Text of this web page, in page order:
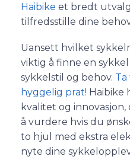
Haibike et bredt
tilfredsstille dine
Uansett hvilket
viktig å finne en
sykkelstil og behov.
hyggelig prat! Haibike
kvalitet og
å vurdere hvis du
to hjul med ekstra
nyte dine